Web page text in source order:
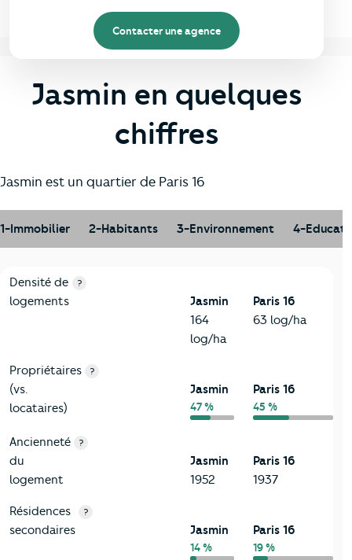
Contacter une agence
Jasmin en quelques
chiffres
Jasmin est un quartier de Paris 16
1-Immobilier 2-Habitants 3-Environnement 4-
1-Immobilier
Critères Jasmin
Densité de
logements
?
Jasmin
164
log/ha
Paris 16
63 log/ha
Propriétaires
(vs.
locataires)
?
Jasmin
47 %
Paris 16
45 %
Ancienneté
du
logement
?
Jasmin
1952
Paris 16
1937
Résidences
secondaires
?
Jasmin
14 %
Paris 16
19 %